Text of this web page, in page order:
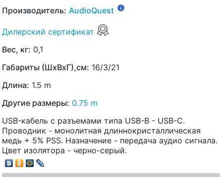
Производитель: AudioQuest
Дилерский сертификат
Вес, кг: 0,1
Габариты (ШхВхГ),см: 16/3/21
Длина: 1.5 m
Другие размеры: 0.75 m
USB-кабель с разъемами типа USB-B - USB-C.
Проводник - монолитная длиннокристаллическая
медь + 5% PSS. Назначение - передача аудио сигнала.
Цвет изолятора - черно-серый.